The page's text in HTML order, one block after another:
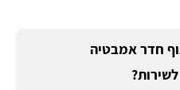
חדר אמבטיה